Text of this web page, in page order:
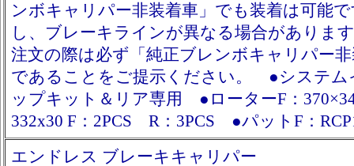
ンボキャリパー非装着車」でも装着は可能
し、ブレーキラインが異なる場合がありま
注文の際は必ず「純正ブレンボキャリパー
であることをご提示ください。 ●システム
ップキット＆リア専用 ●ローターF：
332x30 F：2PCS R：3PCS ●パットF：
エンドレス ブレーキキャリパー